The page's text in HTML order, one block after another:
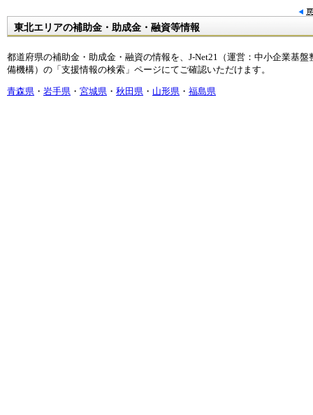
東北エリアの補助金・助成金・融資等情報
都道府県の補助金・助成金・融資の情報を、J-Net21（運営：中小企業基盤
備機構）の「支援情報の検索」ページにてご確認いただけます。
青森県 ・ 岩手県 ・ 宮城県 ・ 秋田県 ・ 山形県 ・ 福島県